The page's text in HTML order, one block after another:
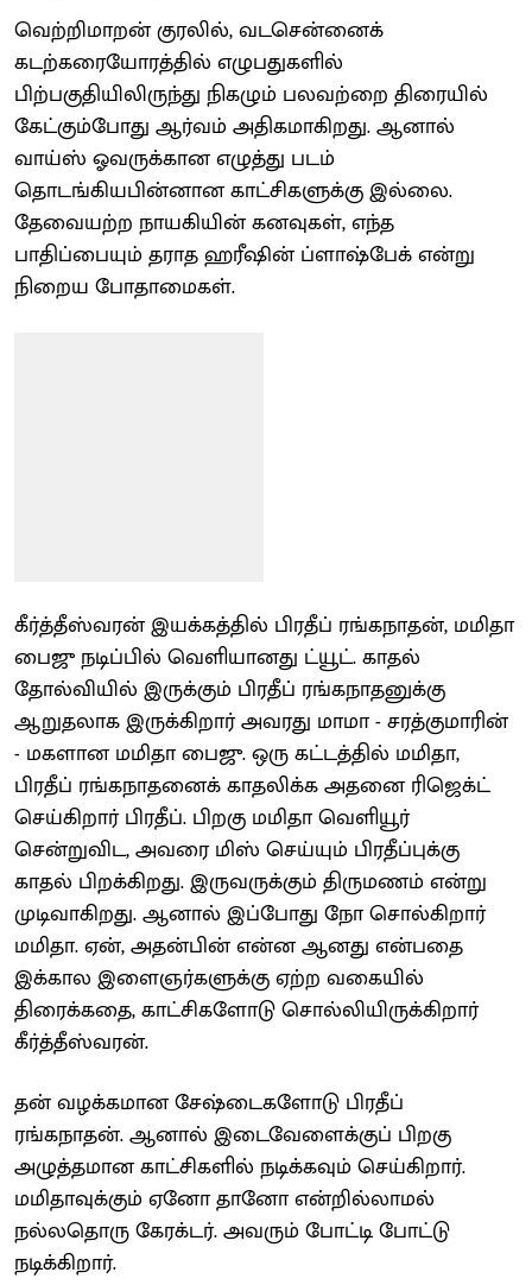
வெற்றிமாறன் குரலில், வடசென்னைக்
கடற்கரையோரத்தில் எழுபதுகளில்
பிற்பகுதியிலிருந்து நிகழும் பலவற்றை திரையில்
கேட்கும்போது ஆர்வம் அதிகமாகிறது. ஆனால்
வாய்ஸ் ஓவருக்கான எழுத்து படம்
தொடங்கியபின்னான காட்சிகளுக்கு இல்லை.
தேவையற்ற நாயகியின் கனவுகள், எந்த
பாதிப்பையும் தராத ஹரீஷின் ப்ளாஷ்பேக் என்று
நிறைய போதாமைகள்.
கீர்த்தீஸ்வரன் இயக்கத்தில் பிரதீப் ரங்கநாதன், மமிதா
பைஜு நடிப்பில் வெளியானது ட்யூட். காதல்
தோல்வியில் இருக்கும் பிரதீப் ரங்கநாதனுக்கு
ஆறுதலாக இருக்கிறார் அவரது மாமா - சரத்குமாரின்
- மகளான மமிதா பைஜு. ஒரு கட்டத்தில் மமிதா,
பிரதீப் ரங்கநாதனைக் காதலிக்க அதனை ரிஜெக்ட்
செய்கிறார் பிரதீப். பிறகு மமிதா வெளியூர்
சென்றுவிட, அவரை மிஸ் செய்யும் பிரதீப்புக்கு
காதல் பிறக்கிறது. இருவருக்கும் திருமணம் என்று
முடிவாகிறது. ஆனால் இப்போது நோ சொல்கிறார்
மமிதா. ஏன், அதன்பின் என்ன ஆனது என்பதை
இக்கால இளைஞர்களுக்கு ஏற்ற வகையில்
திரைக்கதை, காட்சிகளோடு சொல்லியிருக்கிறார்
கீர்த்தீஸ்வரன்.
தன் வழக்கமான சேஷ்டைகளோடு பிரதீப்
ரங்கநாதன். ஆனால் இடைவேளைக்குப் பிறகு
அழுத்தமான காட்சிகளில் நடிக்கவும் செய்கிறார்.
மமிதாவுக்கும் ஏனோ தானோ என்றில்லாமல்
நல்லதொரு கேரக்டர். அவரும் போட்டி போட்டு
நடிக்கிறார்.